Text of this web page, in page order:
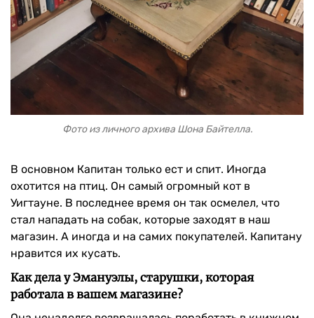
Фото из личного архива Шона Байтелла.
В основном Капитан только ест и спит. Иногда
охотится на птиц. Он самый огромный кот в
Уигтауне. В последнее время он так осмелел, что
стал нападать на собак, которые заходят в наш
магазин. А иногда и на самих покупателей. Капитану
нравится их кусать.
Как дела у Эмануэлы, старушки, которая
работала в вашем магазине?